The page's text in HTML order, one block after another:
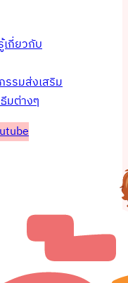
กี่ยวกับ
รรมส่งเสริม
มต่างๆ